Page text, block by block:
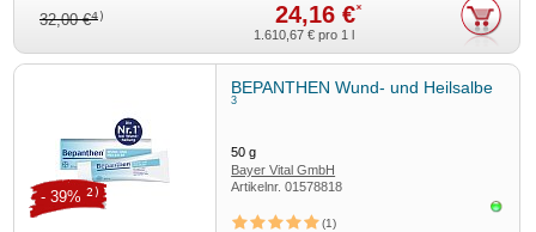
32,00 €4) 24,16 €*
1.610,67 € pro 1 l
BEPANTHEN Wund- und Heilsalbe
3
50g
Bayer Vital GmbH
Artikelnr.01578818
1
- 39% 2)